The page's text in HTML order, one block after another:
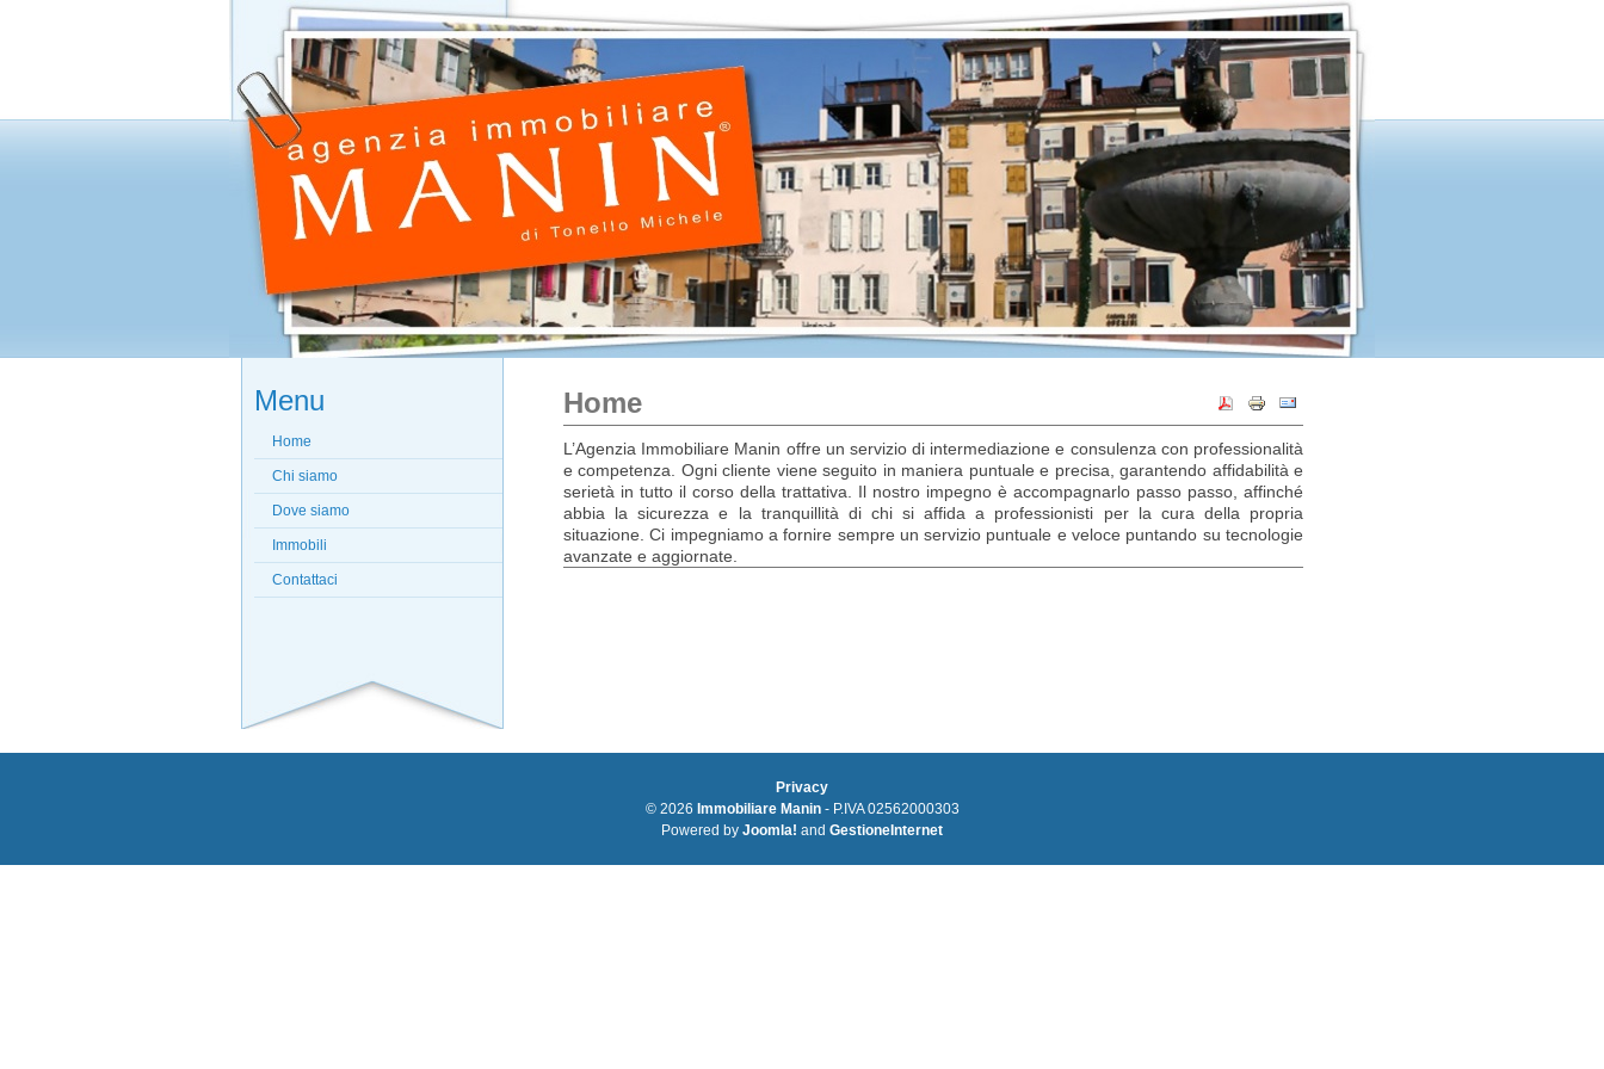
Menu
Home
Chi siamo
Dove siamo
Immobili
Contattaci
Home
L’Agenzia Immobiliare Manin offre un servizio di intermediazione e consulenza con professionalità
e competenza. Ogni cliente viene seguito in maniera puntuale e precisa, garantendo affidabilità e
serietà in tutto il corso della trattativa. Il nostro impegno è accompagnarlo passo passo, affinché
abbia la sicurezza e la tranquillità di chi si affida a professionisti per la cura della propria
situazione. Ci impegniamo a fornire sempre un servizio puntuale e veloce puntando su tecnologie
avanzate e aggiornate.
Privacy
© 2026 Immobiliare Manin- P.IVA 02562000303
Powered by Joomla! and GestioneInternet